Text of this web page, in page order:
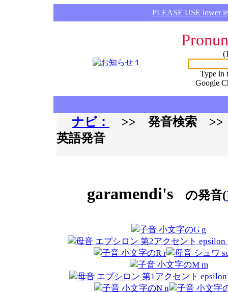
PLEASE USE lower
Type in
Google
ナビ：
>> 発音検索
英語発音
garamendi's の発音(